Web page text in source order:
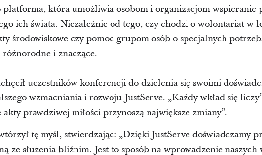
platforma, która umożliwia osobom i organizacjom wspieranie
ich świata. Niezależnie od tego, czy chodzi o wolontariat w
środowiskowe czy pomoc grupom osób o specjalnych
różnorodne i znaczące.
uczestników konferencji do dzielenia się swoimi
wzmacniania i rozwoju JustServe. „Każdy wkład się
akty prawdziwej miłości przynoszą największe zmiany”.
tę myśl, stwierdzając: „Dzięki JustServe doświadczamy
ze służenia bliźnim. Jest to sposób na wprowadzenie